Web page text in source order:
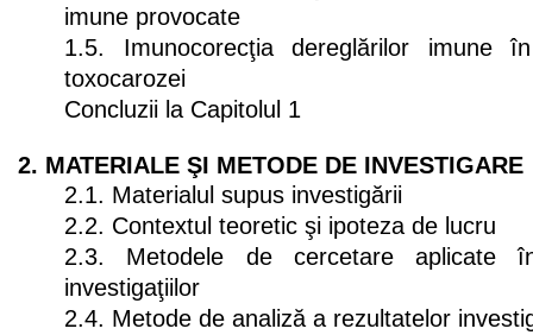
imune provocate
1.5. Imunocorecţia dereglărilor imune
toxocarozei
Concluzii la Capitolul 1
2. MATERIALE ŞI METODE DE INVESTIGARE
2.1. Materialul supus investigării
2.2. Contextul teoretic şi ipoteza de lucru
2.3. Metodele de cercetare aplicate
investigaţiilor
2.4. Metode de analiză a rezultatelor